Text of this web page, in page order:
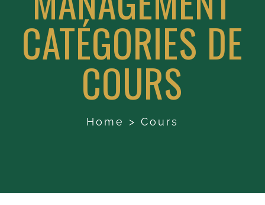
CATÉGORIES DE
COURS
Home > Cours